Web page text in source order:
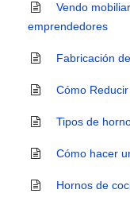
Vendo
emprendedores
Fabricación
Cómo
Tipos de
Cómo hacer
Hornos de